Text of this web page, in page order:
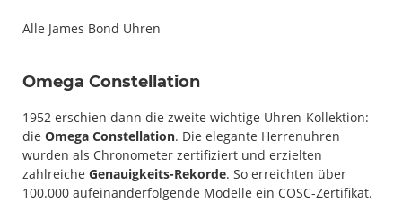
Alle James Bond Uhren
Omega Constellation
1952 erschien dann die zweite wichtige Uhren-Kollektion:
die Omega Constellation. Die elegante Herrenuhren
wurden als Chronometer zertifiziert und erzielten
zahlreiche Genauigkeits-Rekorde. So erreichten über
100.000 aufeinanderfolgende Modelle ein COSC-Zertifikat.